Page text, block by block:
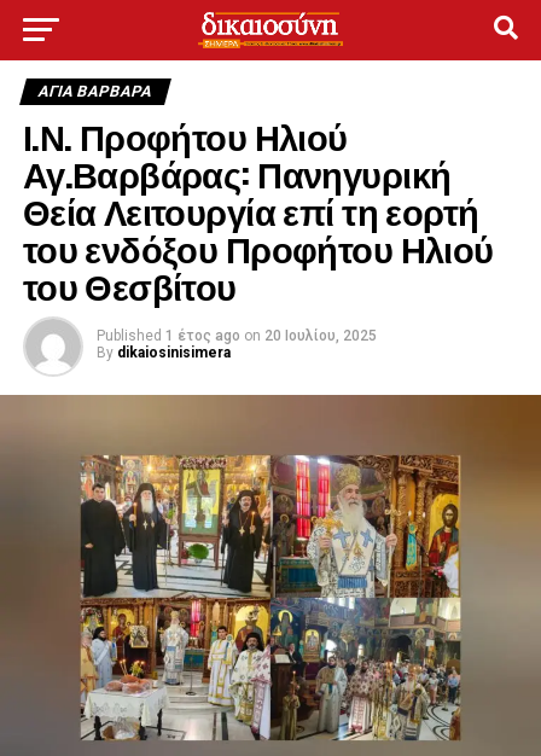
ΑΓΙΑ ΒΑΡΒΑΡΑ
Ι.Ν. Προφήτου Ηλιού
Αγ.Βαρβάρας: Πανηγυρική
Θεία Λειτουργία επί τη εορτή
του ενδόξου Προφήτου Ηλιού
του Θεσβίτου
Published 1 έτος ago on 20 Ιουλίου, 2025
By dikaiosinisimera